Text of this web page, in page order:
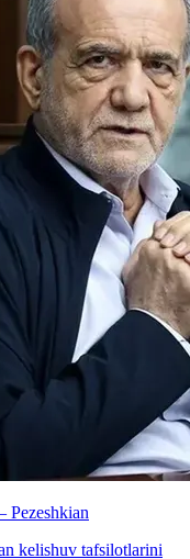
Pezeshkian
kelishuv tafsilotlarini